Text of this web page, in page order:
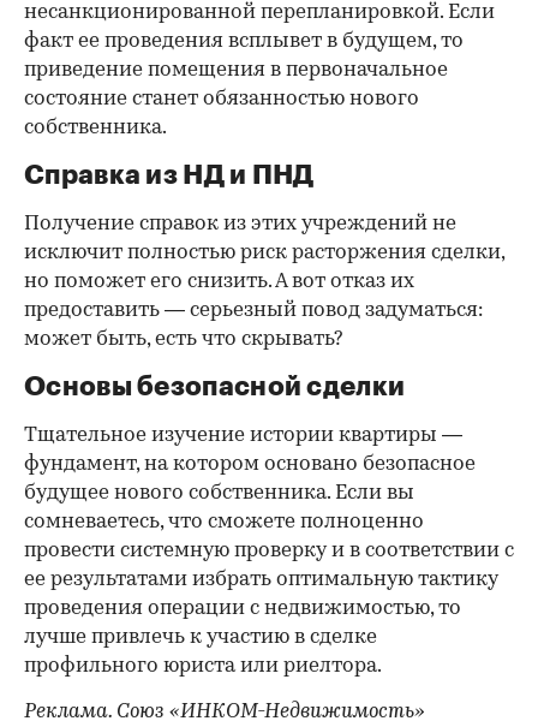
несанкционированной перепланировкой. Если
факт ее проведения всплывет в будущем, то
приведение помещения в первоначальное
состояние станет обязанностью нового
собственника.
Справка из НД и ПНД
Получение справок из этих учреждений не
исключит полностью риск расторжения сделки,
но поможет его снизить. А вот отказ их
предоставить — серьезный повод задуматься:
может быть, есть что скрывать?
Основы безопасной сделки
Тщательное изучение истории квартиры —
фундамент, на котором основано безопасное
будущее нового собственника. Если вы
сомневаетесь, что сможете полноценно
провести системную проверку и в соответствии с
ее результатами избрать оптимальную тактику
проведения операции с недвижимостью, то
лучше привлечь к участию в сделке
профильного юриста или риелтора.
Реклама. Союз «ИНКОМ-Недвижимость»